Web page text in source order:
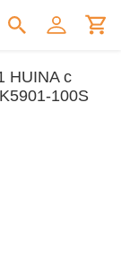
HUINA с
100S